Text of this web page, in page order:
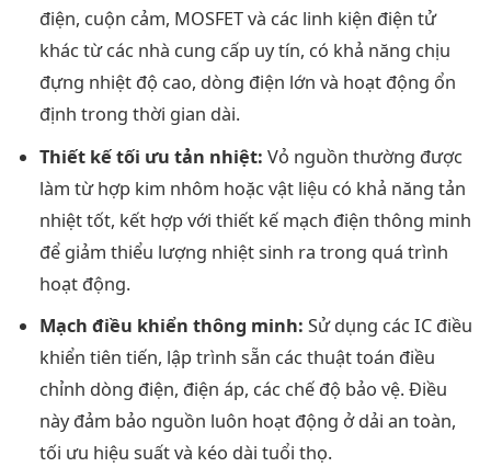
điện, cuộn cảm, MOSFET và các linh kiện điện tử
khác từ các nhà cung cấp uy tín, có khả năng chịu
đựng nhiệt độ cao, dòng điện lớn và hoạt động ổn
định trong thời gian dài.
Thiết kế tối ưu tản nhiệt: Vỏ nguồn thường được
làm từ hợp kim nhôm hoặc vật liệu có khả năng tản
nhiệt tốt, kết hợp với thiết kế mạch điện thông minh
để giảm thiểu lượng nhiệt sinh ra trong quá trình
hoạt động.
Mạch điều khiển thông minh: Sử dụng các IC điều
khiển tiên tiến, lập trình sẵn các thuật toán điều
chỉnh dòng điện, điện áp, các chế độ bảo vệ. Điều
này đảm bảo nguồn luôn hoạt động ở dải an toàn,
tối ưu hiệu suất và kéo dài tuổi thọ.